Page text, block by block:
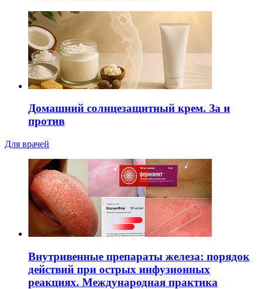
Домашний солнцезащитный крем. За и
против
Для врачей
Внутривенные препараты железа: порядок
действий при острых инфузионных
реакциях. Международная практика